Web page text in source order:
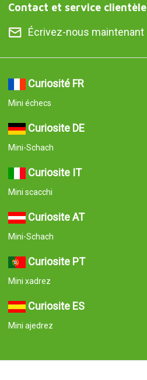
Contact et service clientèle
Écrivez-nous maintenant
Curiosité FR
Mini échecs
Curiosite DE
Mini-Schach
Curiosite IT
Mini scacchi
Curiosite AT
Mini-Schach
Curiosite PT
Mini xadrez
Curiosite ES
Mini ajedrez